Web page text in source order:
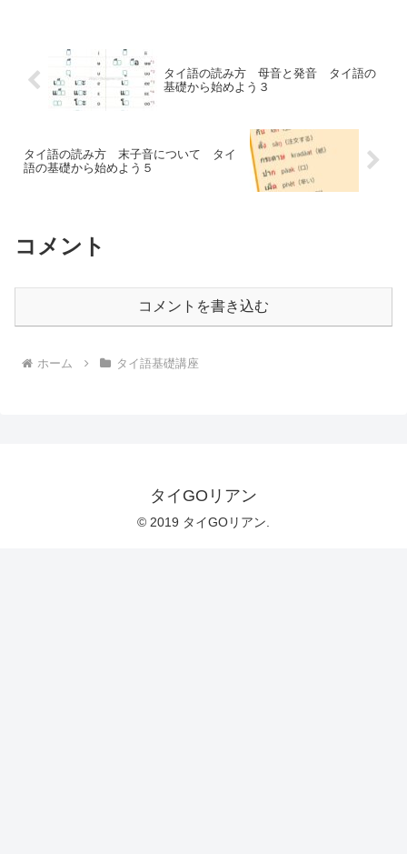
タイ語の読み方 母音と発音 タイ語の
基礎から始めよう３
タイ語の読み方 末子音について タイ
語の基礎から始めよう５
コメント
コメントを書き込む
ホーム タイ語基礎講座
タイGOリアン
© 2019 タイGOリアン.